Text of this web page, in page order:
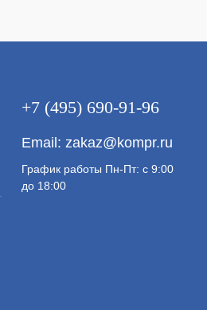
+7 (495) 690-91-96
Email: zakaz@kompr.ru
График работы Пн-Пт: с 9:00
до 18:00